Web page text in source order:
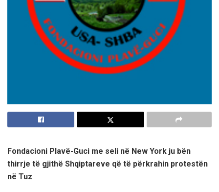
Fondacioni Plavë-Guci me seli në New York ju bën
thirrje të gjithë Shqiptareve që të përkrahin protestën
në Tuz